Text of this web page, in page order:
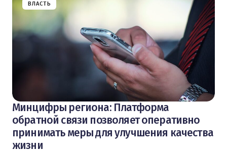
ВЛАСТЬ
Минцифры региона: Платформа
обратной связи позволяет оперативно
принимать меры для улучшения качества
жизни